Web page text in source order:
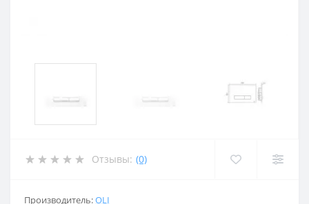
Отзывы: (0)
Производитель:OLI